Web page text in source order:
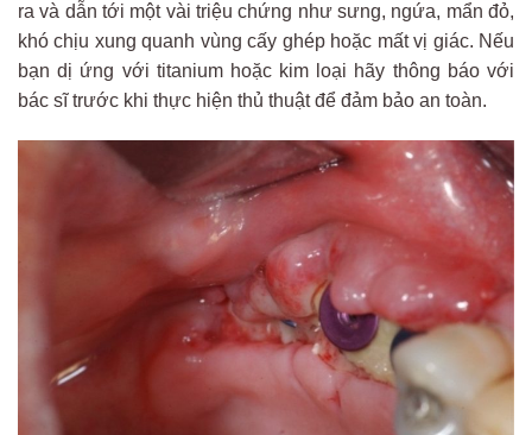
ra và dẫn tới một vài triệu chứng như sưng, ngứa, mẩn đỏ,
khó chịu xung quanh vùng cấy ghép hoặc mất vị giác. Nếu
bạn dị ứng với titanium hoặc kim loại hãy thông báo với
bác sĩ trước khi thực hiện thủ thuật để đảm bảo an toàn.